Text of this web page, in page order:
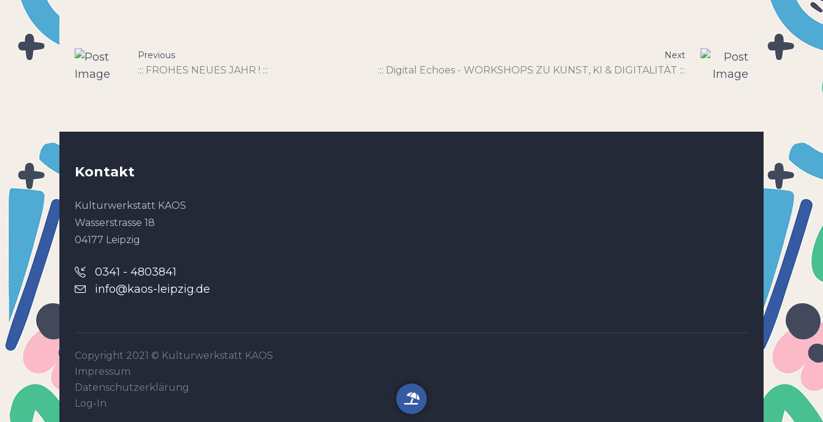
Previous
::: FROHES NEUES JAHR ! :::
Next
::: Digital Echoes - WORKSHOPS ZU KUNST, KI & DIGITALITÄT :::
Kontakt
Kulturwerkstatt KAOS
Wasserstrasse 18
04177 Leipzig
0341 - 4803841
info@kaos-leipzig.de
Copyright 2021 © Kulturwerkstatt KAOS
Impressum
Datenschutzerklärung
Log-In